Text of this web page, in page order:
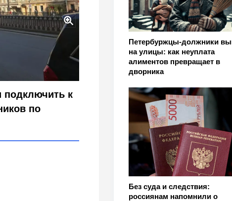
Петербуржцы-должники
на улицы: как неуплата
алиментов превращает в
дворника
Без суда и следствия:
россиянам напомнили о
по-новому - кто под
подключить к
по